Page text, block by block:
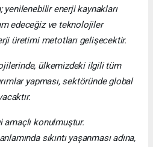
yenilenebilir enerji kaynakları
edeceğiz ve teknolojiler
üretimi metotları gelişecektir.
ülkemizdeki ilgili tüm
yapması, sektöründe global
amaçlı konulmuştur.
sıkıntı yaşanması adına,